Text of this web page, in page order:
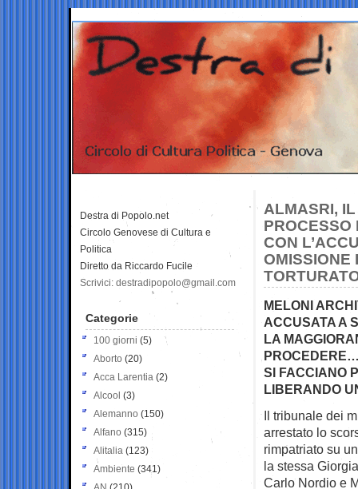
ALMASRI,
PROCESSO
CON
OMISSIONE
MELONI
ACCUSATA A
LA
SI FACCIANO
LIBERANDO
Il tribunale dei
arrestato lo
rimpatriato su
la stessa
Carlo Nordio e
Destra di Popolo.net
Circolo Genovese di Cultura e
Politica
Diretto da Riccardo Fucile
Scrivici: destradipopolo@gmail.com
Categorie
100 giorni (5)
Aborto (20)
Acca Larentia (2)
Alcool (3)
Alemanno (150)
Alfano (315)
Alitalia (123)
Ambiente (341)